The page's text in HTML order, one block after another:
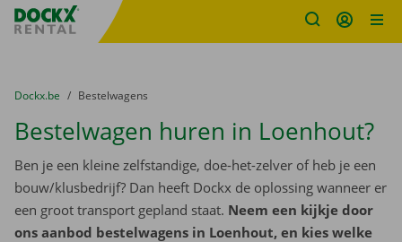
Fratello DEMO
U bevindt zich hier:
van
Dockx.be naar
Bestelwagens
Bestelwagen huren in Loenhout?
Ben je een kleine zelfstandige, doe-het-zelver of heb je een
bouw/klusbedrijf? Dan heeft Dockx de oplossing wanneer er
een groot transport gepland staat. Neem een kijkje door
ons aanbod bestelwagens in Loenhout, en kies welke